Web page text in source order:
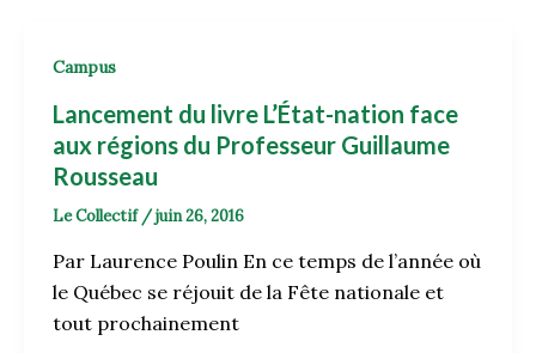
Campus
Lancement du livre L’État-nation face
aux régions du Professeur Guillaume
Rousseau
Le Collectif /juin 26, 2016
Par Laurence Poulin En ce temps de l’année où
le Québec se réjouit de la Fête nationale et
tout prochainement